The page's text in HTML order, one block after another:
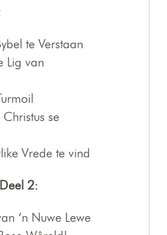
te Verstaan
Lig van
se
Vrede te vind
2:
‘n Nuwe Lewe